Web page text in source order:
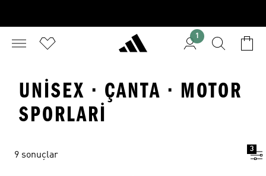
1
UNISEX · ÇANTA · MOTOR
SPORLARI
9 sonuçlar
3